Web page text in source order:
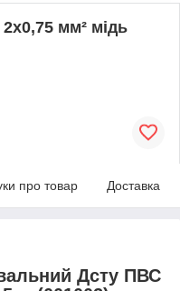
мм² мідь
про товар Доставка
Дсту ПВС